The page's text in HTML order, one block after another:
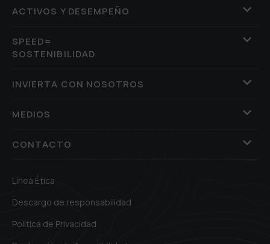
ACTIVOS Y DESEMPEÑO
SPEED=
SOSTENIBILIDAD
INVIERTA CON NOSOTROS
MEDIOS
CONTACTO
Línea Ética
Descargo de responsabilidad
Política de Privacidad